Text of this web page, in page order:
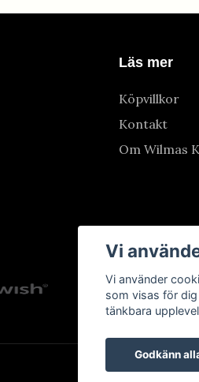
Läs mer
Köpvillkor
Kontakt
Om Wilmas
Vi
Vi använder
som visas för
tänkbara
Godkänn